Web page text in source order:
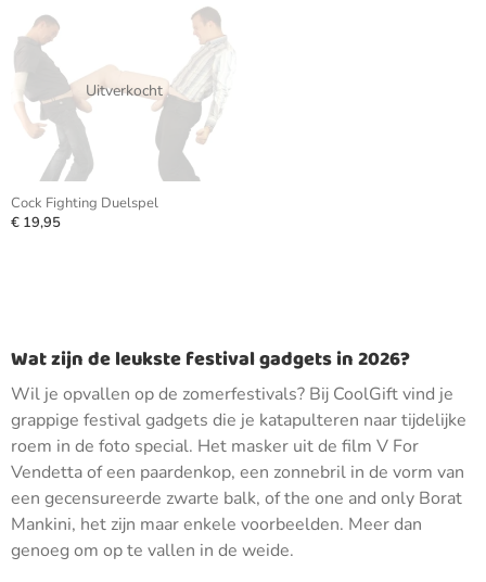
Uitverkocht
Cock Fighting Duelspel
€ 19,95
Wat zijn de leukste festival gadgets in 2026?
Wil je opvallen op de zomerfestivals? Bij CoolGift vind je
grappige festival gadgets die je katapulteren naar tijdelijke
roem in de foto special. Het masker uit de film V For
Vendetta of een paardenkop, een zonnebril in de vorm van
een gecensureerde zwarte balk, of the one and only Borat
Mankini, het zijn maar enkele voorbeelden. Meer dan
genoeg om op te vallen in de weide.